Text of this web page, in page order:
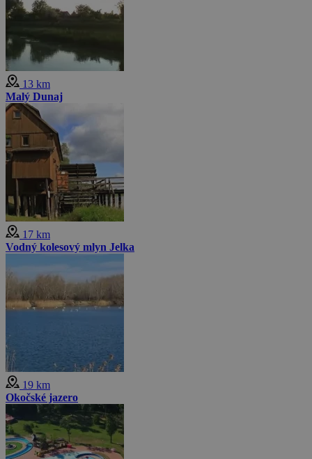
13 km
Malý Dunaj
17 km
Vodný kolesový mlyn Jelka
19 km
Okočské jazero